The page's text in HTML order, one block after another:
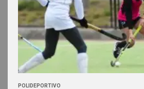
POLIDEPORTIVO